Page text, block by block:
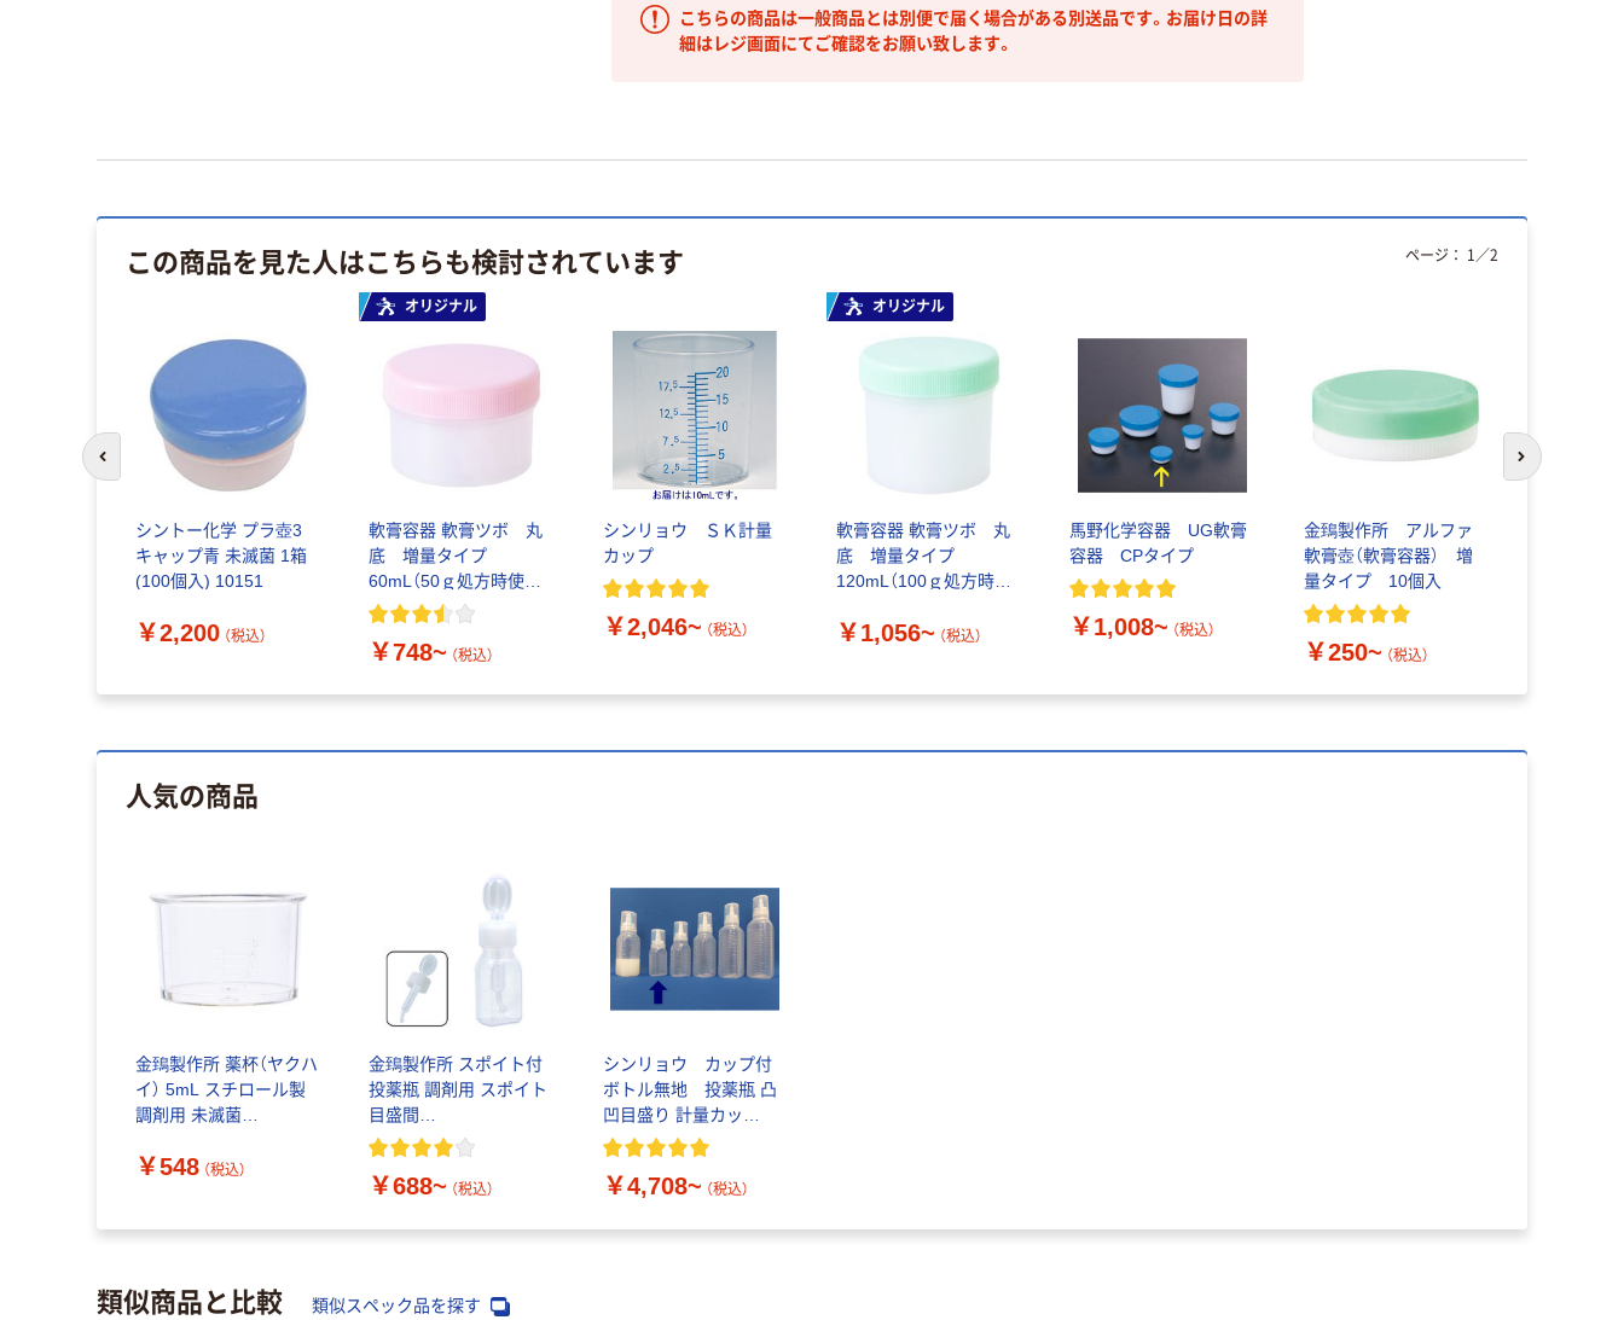
こちらの商品は一般商品とは別便で届く場合がある別送品です。お届け日の詳
細はレジ画面にてご確認をお願い致します。
この商品を見た人はこちらも検討されています
シントー化学 プラ壺3
キャップ青 未滅菌 1箱
(100個入) 10151
￥2,200 （税込）
オリジナル
軟膏容器 軟膏ツボ 丸
底 増量タイプ
60mL（50ｇ処方時使用
サイズ） 1袋（20個入）
￥748~ （税込）
シンリョウ ＳＫ計量
カップ
￥2,046~ （税込）
オリジナル
軟膏容器 軟膏ツボ 丸
底 増量タイプ
120mL（100ｇ処方時使
入）
￥1,056~ （税込）
馬野化学容器 UG軟膏
容器 CPタイプ
￥1,008~ （税込）
金鵄製作所 アルファ
軟膏壺（軟膏容器） 増
量タイプ 10個入
￥250~ （税込）
ページ： 1 ／2
前のスライドへ 次のスライド
人気の商品
金鵄製作所 薬杯（ヤクハ
イ） 5mL スチロール製
調剤用 未滅菌
入）
￥548 （税込）
金鵄製作所 スポイト付
投薬瓶 調剤用 スポイト
目盛間
隔:0.25cc（0.25ml） キャ
￥688~ （税込）
シンリョウ カップ付
ボトル無地 投薬瓶 凸
凹目盛り 計量カッ
プ:15cc（15ml） 薬杯 未
￥4,708~ （税込）
類似商品と比較 類似スペック品を探す